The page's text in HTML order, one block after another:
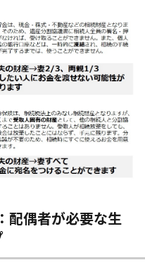
配偶者が必要な生